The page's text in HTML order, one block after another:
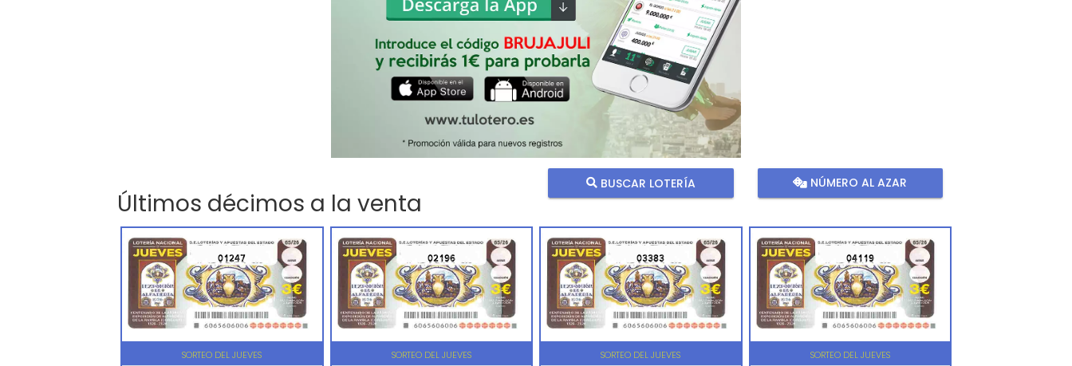
Últimos décimos a la venta
BUSCAR LOTERÍA NÚMERO AL AZAR
01247
SORTEO DEL JUEVES
02196
SORTEO DEL JUEVES
03383
SORTEO DEL JUEVES
04119
SORTEO DEL JUEVES